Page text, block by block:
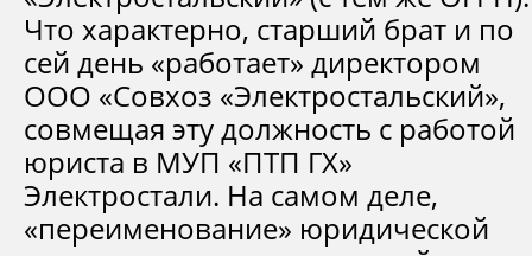
Что характерно, старший брат и по
сей день «работает» директором
ООО «Совхоз «Электростальский»,
совмещая эту должность с работой
юриста в МУП «ПТП ГХ»
Электростали. На самом деле,
«переименование» юридической